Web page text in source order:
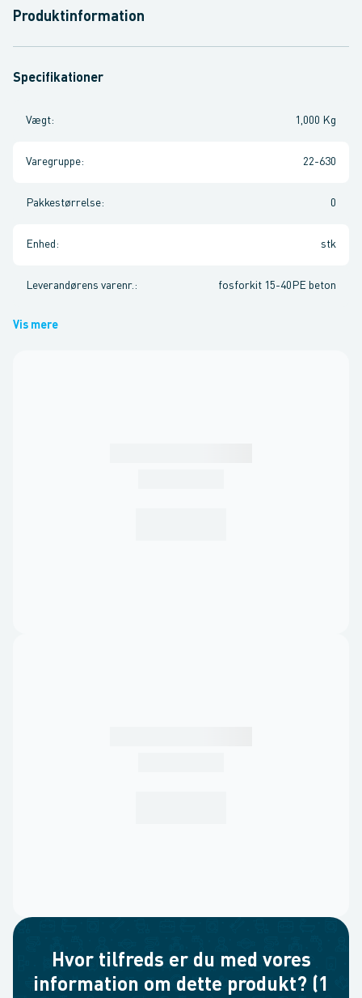
Produktinformation
Specifikationer
Vægt: 1,000 Kg
Varegruppe: 22-630
Pakkestørrelse: 0
Enhed : stk
Leverandørens varenr. : fosforkit 15-40PE beton
Vis mere
Hvor tilfreds er du med vores
information om dette produkt? (1